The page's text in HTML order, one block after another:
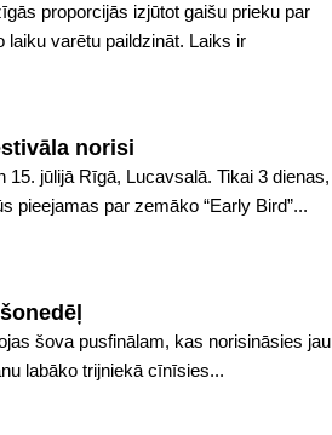
proporcijās izjūtot gaišu prieku par
varētu paildzināt. Laiks ir
norisi
jūlijā Rīgā, Lucavsalā. Tikai 3 dienas,
pieejamas par zemāko “Early Bird”...
šova pusfinālam, kas norisināsies jau
labāko trijniekā cīnīsies...